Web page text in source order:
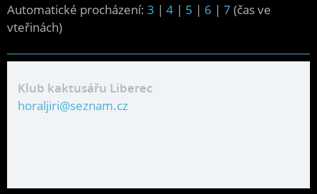
Automatické procházení: 3 | 4 | 5 | 6 | 7 (čas ve
vteřinách)
Klub kaktusářu Liberec
horaljiri@seznam.cz